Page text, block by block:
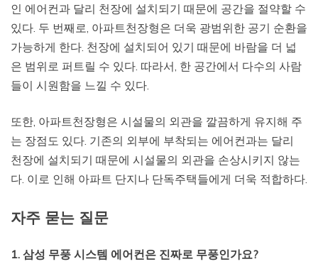
인 에어컨과 달리 천장에 설치되기 때문에 공간을 절약할 수
있다. 두 번째로, 아파트천장형은 더욱 광범위한 공기 순환을
가능하게 한다. 천장에 설치되어 있기 때문에 바람을 더 넓
은 범위로 퍼트릴 수 있다. 따라서, 한 공간에서 다수의 사람
들이 시원함을 느낄 수 있다.
또한, 아파트천장형은 시설물의 외관을 깔끔하게 유지해 주
는 장점도 있다. 기존의 외부에 부착되는 에어컨과는 달리
천장에 설치되기 때문에 시설물의 외관을 손상시키지 않는
다. 이로 인해 아파트 단지나 단독주택들에게 더욱 적합하다.
자주 묻는 질문
1. 삼성 무풍 시스템 에어컨은 진짜로 무풍인가요?